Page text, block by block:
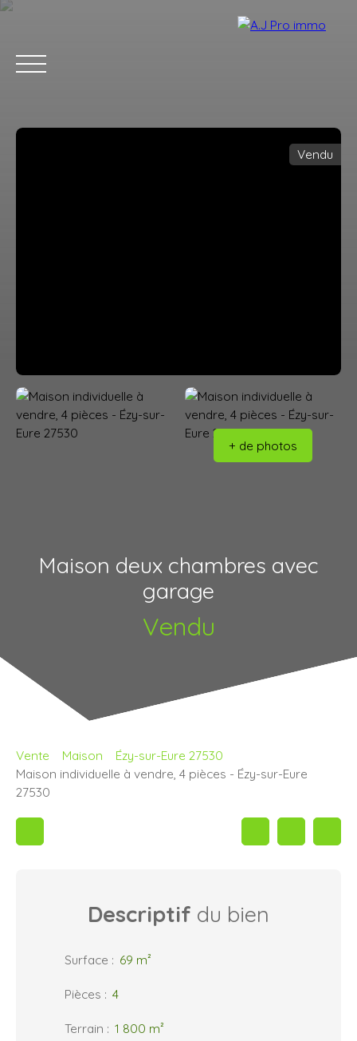
Vendu
+ de photos
Maison deux chambres avec
garage
Vendu
Vente Maison
Ézy-sur-Eure 27530
Maison individuelle à vendre, 4 pièces - Ézy-sur-Eure
27530
Descriptif du bien
Surface : 69 m²
Pièces : 4
Terrain : 1 800 m²